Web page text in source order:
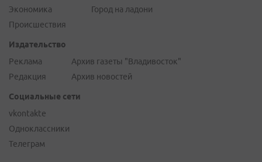
Экономика
Происшествия
Город на ладони
Издательство
Реклама
Редакция
Архив газеты "Владивосток"
Архив новостей
Социальные сети
vkontakte
Одноклассники
Телеграм